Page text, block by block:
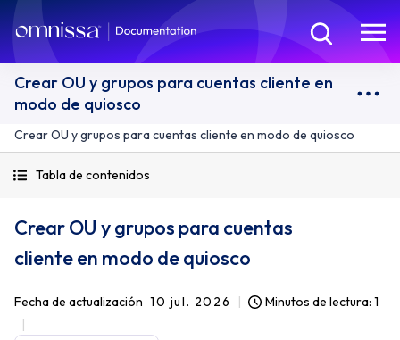
Crear OU y grupos para cuentas cliente en
modo de quiosco
Crear OU y grupos para cuentas cliente en modo de quiosco
Tabla de contenidos
Crear OU y grupos para cuentas
cliente en modo de quiosco
Fecha de actualización 10 jul. 2026 Minutos de lectura: 1